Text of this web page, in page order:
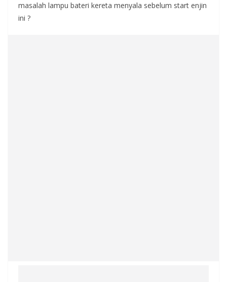
masalah lampu bateri kereta menyala sebelum start enjin
ini ?